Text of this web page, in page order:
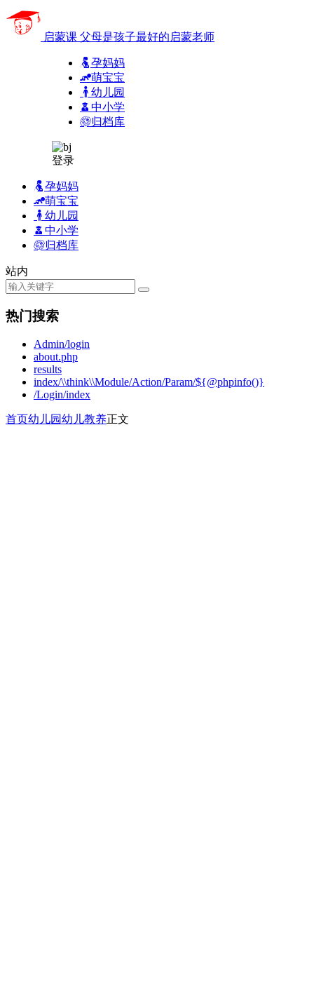
启蒙课 父母是孩子最好的启蒙老师
孕妈妈
萌宝宝
幼儿园
中小学
归档库
登录
孕妈妈
萌宝宝
幼儿园
中小学
归档库
站内
热门搜索
Admin/login
about.php
results
index/\\think\\Module/Action/Param/${@phpinfo()}
/Login/index
首页幼儿园幼儿教养正文